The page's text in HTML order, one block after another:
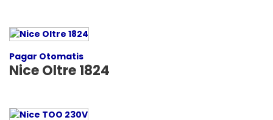
Pagar Otomatis
Nice Oltre 1824